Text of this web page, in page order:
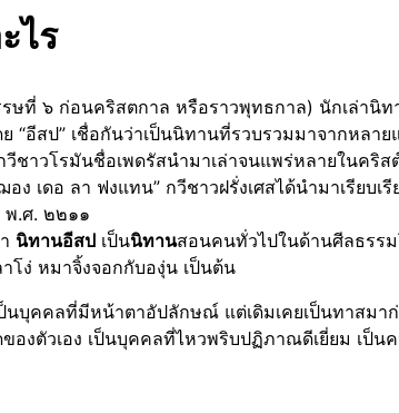
ไร
ษที่ ๖ ก่อนคริสตกาล หรือราวพุทธกาล) นักเล่านิ
“อีสป” เชื่อกันว่าเป็นนิทานที่รวบรวมมาจากหลาย
ชาวโรมันชื่อเพดรัสนำมาเล่าจนแพร่หลายในคริส
เดอ ลา ฟงแทน” กวีชาวฝรั่งเศสได้นำมาเรียบเ
พ.ศ. ๒๒๑๑
นิทานอีสป เป็นนิทานสอนคนทั่วไปในด้านศีลธรรม
าโง่ หมาจิ้งจอกกับองุ่น เป็นต้น
นบุคคลที่มีหน้าตาอัปลักษณ์ แต่เดิมเคยเป็นทาสมา
องตัวเอง เป็นบุคคลที่ไหวพริบปฏิภาณดีเยี่ยม เป็น